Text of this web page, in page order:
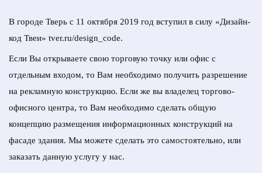
В городе Тверь с 11 октября 2019 год вступил в силу «Дизайн-
код Твеи» tver.ru/design_code.
Если Вы открываете свою торговую точку или офис с
отдельным входом, то Вам необходимо получить разрешение
на рекламную конструкцию. Если же вы владелец торгово-
офисного центра, то Вам необходимо сделать общую
концепцию размещения информационных конструкций на
фасаде здания. Мы можете сделать это самостоятельно, или
заказать данную услугу у нас.